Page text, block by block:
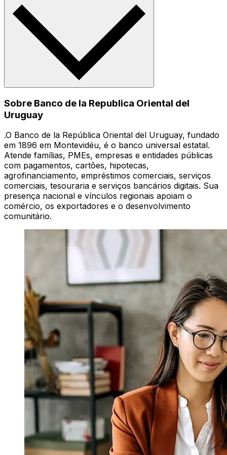
Sobre Banco de la Republica Oriental del
Uruguay
.O Banco de la República Oriental del Uruguay, fundado
em 1896 em Montevidéu, é o banco universal estatal.
Atende famílias, PMEs, empresas e entidades públicas
com pagamentos, cartões, hipotecas,
agrofinanciamento, empréstimos comerciais, serviços
comerciais, tesouraria e serviços bancários digitais. Sua
presença nacional e vínculos regionais apoiam o
comércio, os exportadores e o desenvolvimento
comunitário.